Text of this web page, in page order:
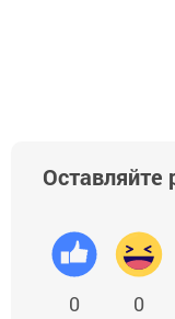
Оставляйте
0 0